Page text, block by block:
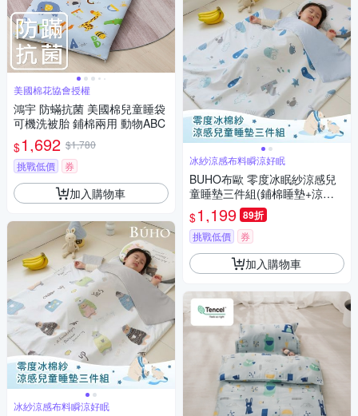
美國棉花協會授權
鴻宇 防蟎抗菌 美國棉兒童睡袋
可機洗被胎 鋪棉兩用 動物ABC
$1,692 $1,780
挑戰低價
券
加入購物車
冰紗涼感布料瞬涼好眠
冰紗涼感布料瞬涼好眠
BUHO布歐 零度冰眠紗涼感兒
童睡墊三件組(鋪棉睡墊+涼被
+記憶枕)(夏浪樂園)
$1,199 89折
挑戰低價 券
加入購物車